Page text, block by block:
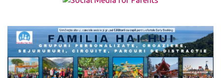
The form you have selected does not exist.